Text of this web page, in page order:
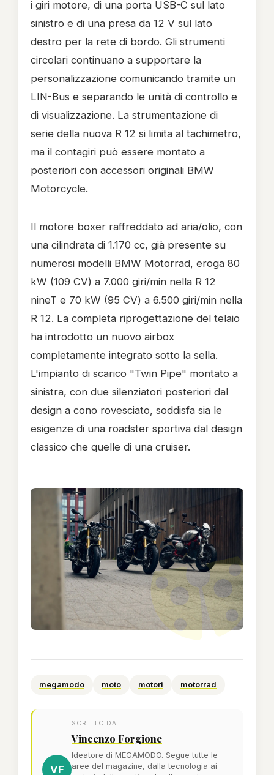
i giri motore, di una porta USB-C sul lato
sinistro e di una presa da 12 V sul lato
destro per la rete di bordo. Gli strumenti
circolari continuano a supportare la
personalizzazione comunicando tramite un
LIN-Bus e separando le unità di controllo e
di visualizzazione. La strumentazione di
serie della nuova R 12 si limita al tachimetro,
ma il contagiri può essere montato a
posteriori con accessori originali BMW
Motorcycle.
Il motore boxer raffreddato ad aria/olio, con
una cilindrata di 1.170 cc, già presente su
numerosi modelli BMW Motorrad, eroga 80
kW (109 CV) a 7.000 giri/min nella R 12
nineT e 70 kW (95 CV) a 6.500 giri/min nella
R 12. La completa riprogettazione del telaio
ha introdotto un nuovo airbox
completamente integrato sotto la sella.
L'impianto di scarico "Twin Pipe" montato a
sinistra, con due silenziatori posteriori dal
design a cono rovesciato, soddisfa sia le
esigenze di una roadster sportiva dal design
classico che quelle di una cruiser.
megamodo moto motori motorrad
VF
SCRITTO DA
Vincenzo Forgione
Ideatore di MEGAMODO. Segue tutte le
aree del magazine, dalla tecnologia ai